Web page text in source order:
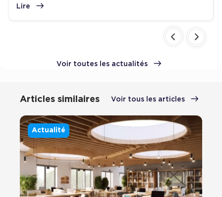
Lire
Voir toutes les actualités
Articles similaires Voir tous les articles
Actualité